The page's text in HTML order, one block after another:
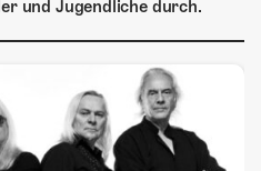
und Jugendliche durch.